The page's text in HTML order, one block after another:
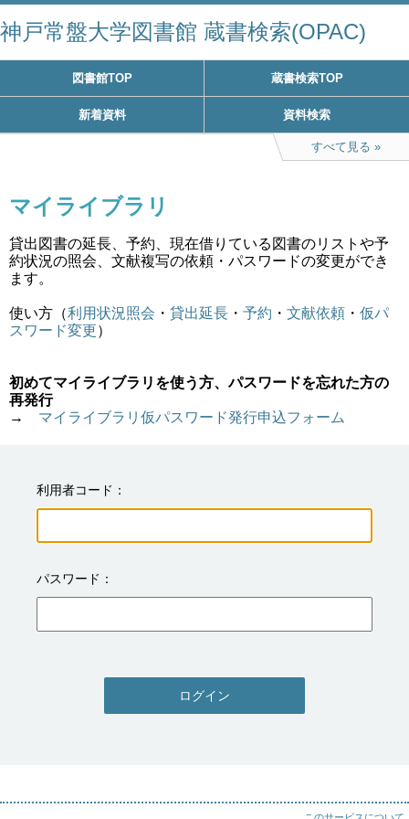
神戸常盤大学図書館 蔵書検索(OPAC)
図書館TOP 蔵書検索TOP
新着資料 資料検索
すべて見る
マイライブラリ
貸出図書の延長、予約、現在借りている図書のリストや予
約状況の照会、文献複写の依頼・パスワードの変更ができ
ます。
使い方（利用状況照会 ・ 貸出延長 ・ 予約 ・ 文献依頼 ・ 仮パ
スワード変更）
初めてマイライブラリを使う方、パスワードを忘れた方の
再発行
→ マイライブラリ仮パスワード発行申込フォーム
利用者コード
パスワード
ログイン